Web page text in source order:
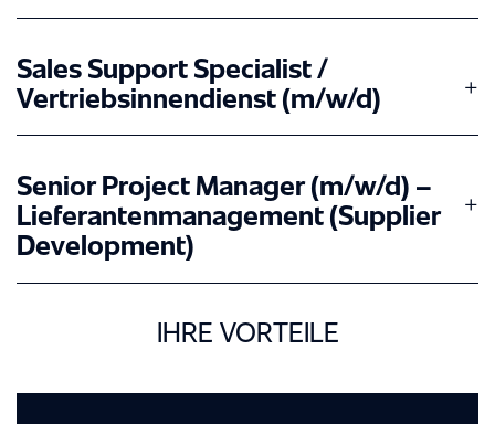
Sales Support Specialist /
Vertriebsinnendienst (m/w/d)
Senior Project Manager (m/w/d) –
Lieferantenmanagement (Supplier
Development)
IHRE VORTEILE